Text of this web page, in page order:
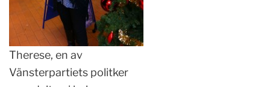
Therese, en av
Vänsterpartiets politker